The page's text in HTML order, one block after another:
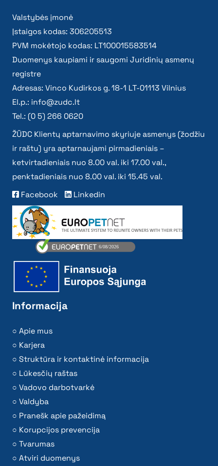
Valstybės įmonė
Įstaigos kodas: 306205513
PVM mokėtojo kodas: LT100015583514
Duomenys kaupiami ir saugomi Juridinių asmenų
registre
Adresas: Vinco Kudirkos g. 18-1 LT-01113 Vilnius
El.p.: info@zudc.lt
Tel.: (0 5) 266 0620
ŽŪDC Klientų aptarnavimo skyriuje asmenys (žodžiu
ir raštu) yra aptarnaujami pirmadieniais –
ketvirtadieniais nuo 8.00 val. iki 17.00 val.,
penktadieniais nuo 8.00 val. iki 15.45 val.
Facebook
Linkedin
Informacija
Apie mus
Karjera
Struktūra ir kontaktinė informacija
Lūkesčių raštas
Vadovo darbotvarkė
Valdyba
Pranešk apie pažeidimą
Korupcijos prevencija
Tvarumas
Atviri duomenys